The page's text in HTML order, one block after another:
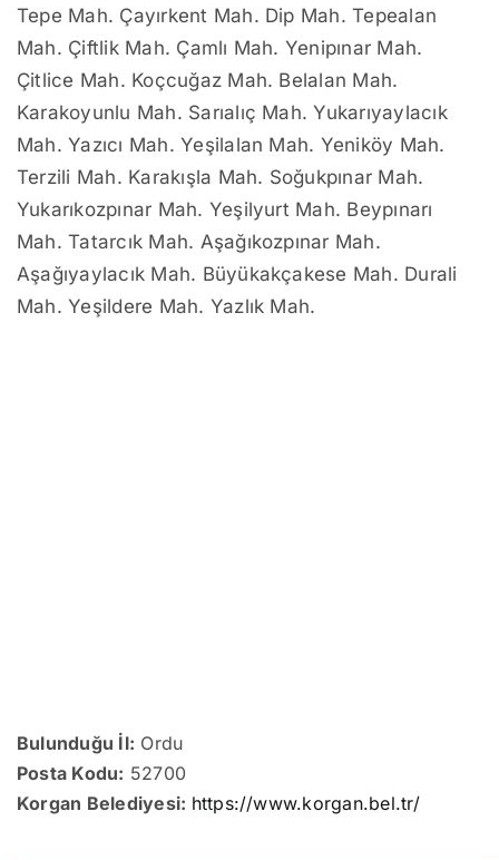
Tepe Mah. Çayırkent Mah. Dip Mah. Tepealan
Mah. Çiftlik Mah. Çamlı Mah. Yenipınar Mah.
Çitlice Mah. Koçcuğaz Mah. Belalan Mah.
Karakoyunlu Mah. Sarıalıç Mah. Yukarıyaylacık
Mah. Yazıcı Mah. Yeşilalan Mah. Yeniköy Mah.
Terzili Mah. Karakışla Mah. Soğukpınar Mah.
Yukarıkozpınar Mah. Yeşilyurt Mah. Beypınarı
Mah. Tatarcık Mah. Aşağıkozpınar Mah.
Aşağıyaylacık Mah. Büyükakçakese Mah. Durali
Mah. Yeşildere Mah. Yazlık Mah.
Bulunduğu İl: Ordu
Posta Kodu: 52700
Korgan Belediyesi: https://www.korgan.bel.tr/